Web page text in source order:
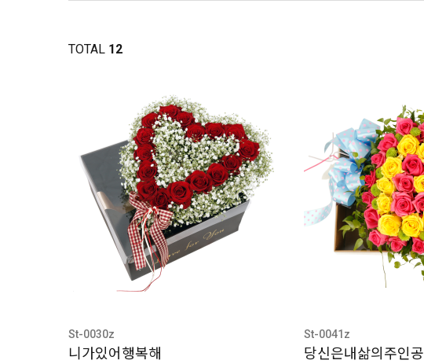
TOTAL 12
St-0030z
니가있어행복해
St-0041z
당신은내삶의주인공